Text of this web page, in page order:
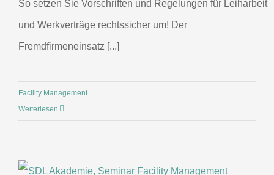
So setzen Sie Vorschriften und Regelungen für Leiharbeit
und Werkverträge rechtssicher um! Der
Fremdfirmeneinsatz [...]
Facility Management
Weiterlesen